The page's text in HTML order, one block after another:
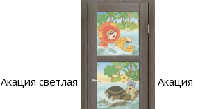
Акация светлая Акация